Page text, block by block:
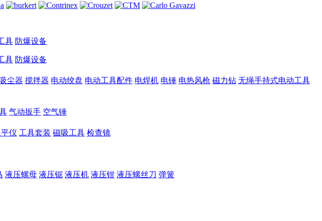
具 防爆设备
具 防爆设备
吸尘器 搅拌器 电动绞盘 电动工具配件 电焊机 电锤 电热风枪 磁力钻 无绳手持式电动工具
气动扳手 空气锤
仪 工具套装 磁吸工具 检查镜
液压螺母 液压锯 液压机 液压钳 液压螺丝刀 弹簧